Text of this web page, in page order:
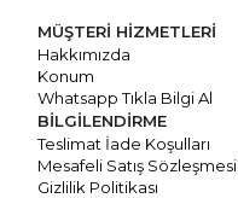
MÜŞTERİ HİZMETLERİ
Hakkımızda
Konum
Whatsapp Tıkla Bilgi Al
BİLGİLENDİRME
Teslimat İade Koşulları
Mesafeli Satış Sözleşmesi
Gizlilik Politikası